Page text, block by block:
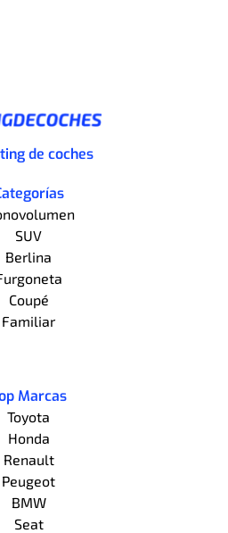
de coches
SUV
Berlina
Coupé
Familiar
Marcas
Toyota
Honda
Renault
Peugeot
BMW
Seat